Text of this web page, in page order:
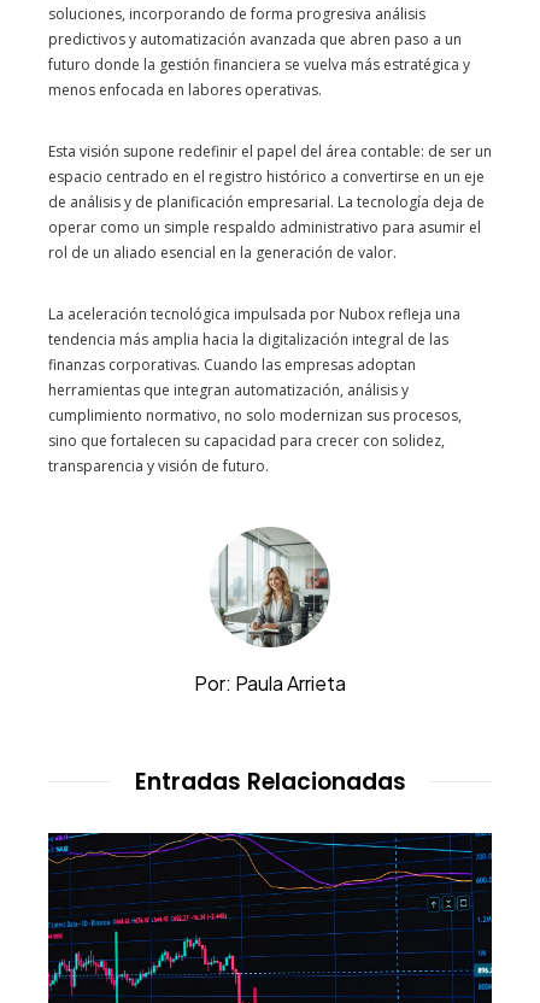
soluciones, incorporando de forma progresiva análisis
predictivos y automatización avanzada que abren paso a un
futuro donde la gestión financiera se vuelva más estratégica y
menos enfocada en labores operativas.
Esta visión supone redefinir el papel del área contable: de ser un
espacio centrado en el registro histórico a convertirse en un eje
de análisis y de planificación empresarial. La tecnología deja de
operar como un simple respaldo administrativo para asumir el
rol de un aliado esencial en la generación de valor.
La aceleración tecnológica impulsada por Nubox refleja una
tendencia más amplia hacia la digitalización integral de las
finanzas corporativas. Cuando las empresas adoptan
herramientas que integran automatización, análisis y
cumplimiento normativo, no solo modernizan sus procesos,
sino que fortalecen su capacidad para crecer con solidez,
transparencia y visión de futuro.
Por: Paula Arrieta
Entradas Relacionadas